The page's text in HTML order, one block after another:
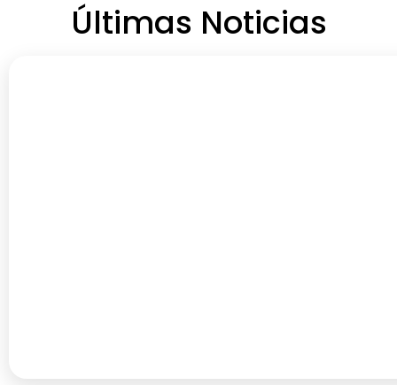
Últimas Noticias